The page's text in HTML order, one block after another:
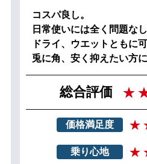
コスパ良し。
日常使いには全く問題なし
ドライ、ウエットともに可
兎に角、安く抑えたい方
総合評価
価格満足度
乗り心地